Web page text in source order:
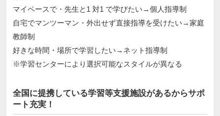
マイペースで・先生と1 対1 で学びたい→個人指導制
自宅でマンツーマン・外出せず直接指導を受けたい→家庭
教師制
好きな時間・場所で学習したい→ネット指導制
※学習センターにより選択可能なスタイルが異なる
全国に提携している学習等支援施設があるからサポ
ート充実！